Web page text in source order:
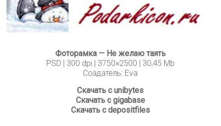
Фоторамка — Не желаю таять
PSD | 300 dpi | 3750×2500 | 30,45 Mb
Создатель: Eva
Скачать с unibytes
Скачать с gigabase
Скачать с depositfiles